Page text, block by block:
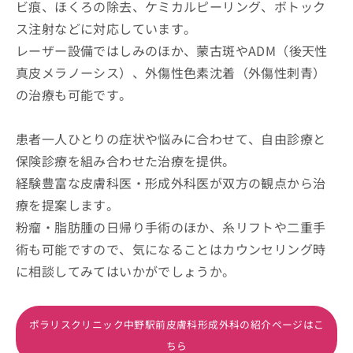
ビ痕、ほくろの除去、ケミカルピーリング、ボトック
ス注射などに対応しています。
レーザー設備ではしみのほか、蒙古斑やADM（後天性
真皮メラノーシス）、外傷性色素沈着（外傷性刺青）
の治療も可能です。
患者一人ひとりの症状や悩みに合わせて、自由診療と
保険診療を組み合わせた治療を提供。
経験豊富な皮膚科医・形成外科医が双方の観点から治
療を提案します。
粉瘤・脂肪腫の日帰り手術のほか、糸リフトや二重手
術も可能ですので、気になることはカウンセリング時
に相談してみてはいかがでしょうか。
ポラリスクリニック中野駅前皮膚科形成外科の紹介ページはこ
ちら